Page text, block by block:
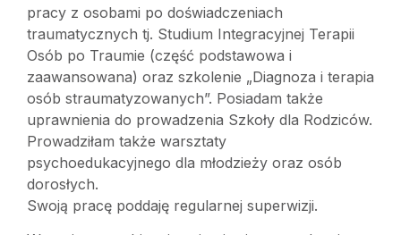
pracy z osobami po doświadczeniach
traumatycznych tj. Studium Integracyjnej Terapii
Osób po Traumie (część podstawowa i
zaawansowana) oraz szkolenie „Diagnoza i terapia
osób straumatyzowanych”. Posiadam także
uprawnienia do prowadzenia Szkoły dla Rodziców.
Prowadziłam także warsztaty
psychoedukacyjnego dla młodzieży oraz osób
dorosłych.
Swoją pracę poddaję regularnej superwizji.